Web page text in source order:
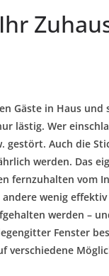
Gäste in Haus und
lästig. Wer
gestört. Auch die
werden. Das
fernzuhalten vom
wenig
werden –
Fenster
verschiedene